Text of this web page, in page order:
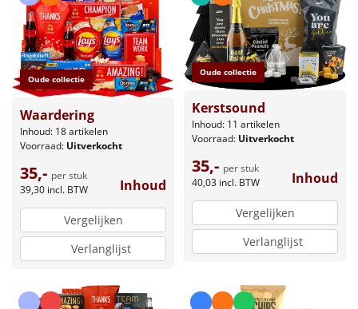
Oude collectie
Waardering
Inhoud: 18 artikelen
Voorraad: Uitverkocht
35,- per stuk
39,30 incl. BTW Inhoud
Vergelijken
Verlanglijst
Oude collectie
Kerstsound
Inhoud: 11 artikelen
Voorraad: Uitverkocht
35,- per stuk
40,03 incl. BTW Inhoud
Vergelijken
Verlanglijst